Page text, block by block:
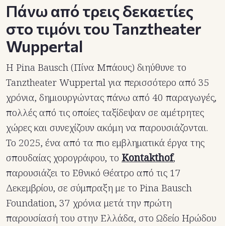
Πάνω από τρεις δεκαετίες
στο τιμόνι του Tanztheater
Wuppertal
Η Pina Bausch (Πίνα Μπάους) διηύθυνε το
Tanztheater Wuppertal για περισσότερο από 35
χρόνια, δημιουργώντας πάνω από 40 παραγωγές,
πολλές από τις οποίες ταξίδεψαν σε αμέτρητες
χώρες και συνεχίζουν ακόμη να παρουσιάζονται.
Το 2025, ένα από τα πιο εμβληματικά έργα της
σπουδαίας χορογράφου, το Kontakthof,
παρουσιάζει το Εθνικό Θέατρο από τις 17
Δεκεμβρίου, σε σύμπραξη με το Pina Bausch
Foundation, 37 χρόνια μετά την πρώτη
παρουσίασή του στην Ελλάδα, στο Ωδείο Ηρώδου